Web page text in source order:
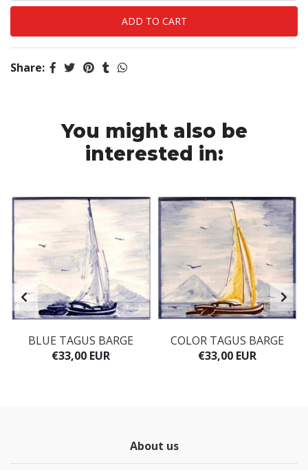
Share:
You might also be
interested in:
BLUE TAGUS BARGE
€33,00 EUR
COLOR TAGUS BARGE
€33,00 EUR
About us